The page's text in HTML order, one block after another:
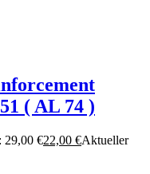
( AL 74 )
29,00 €22,00 €Aktueller